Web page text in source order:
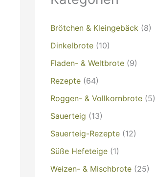
Brötchen & Kleingebäck (8)
Dinkelbrote (10)
Fladen- & Weltbrote (9)
Rezepte (64)
Roggen- & Vollkornbrote (5)
Sauerteig (13)
Sauerteig-Rezepte (12)
Süße Hefeteige (1)
Weizen- & Mischbrote (25)